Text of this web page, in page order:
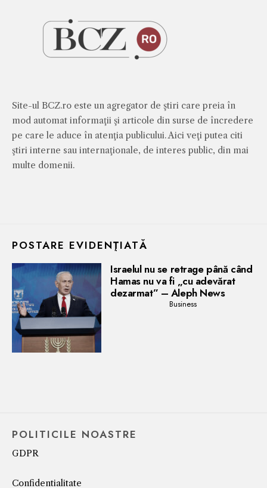
Site-ul BCZ.ro este un agregator de ştiri care preia în
mod automat informaţii şi articole din surse de încredere
pe care le aduce în atenţia publicului. Aici veţi putea citi
ştiri interne sau internaţionale, de interes public, din mai
multe domenii.
POSTARE EVIDENŢIATĂ
Israelul nu se retrage până când
Hamas nu va fi „cu adevărat
dezarmat” – Aleph News
Business
POLITICILE NOASTRE
GDPR
Confidentialitate